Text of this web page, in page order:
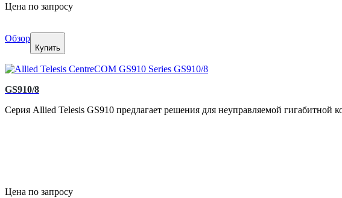
Цена по запросу
Обзор
Купить
GS910/8
Серия Allied Telesis GS910 предлагает решения для неуправляемой
Цена по запросу